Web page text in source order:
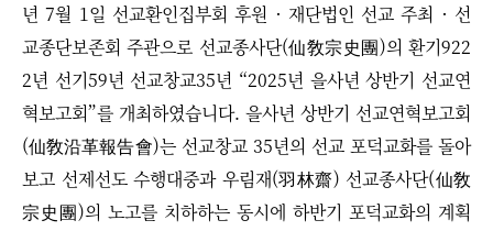
년 7월 1일 선교환인집부회 후원 · 재단법인 선교 주최 · 선
교종단보존회 주관으로 선교종사단(仙敎宗史團)의 환기922
2년 선기59년 선교창교35년 “2025년 을사년 상반기 선교연
혁보고회”를 개최하였습니다. 을사년 상반기 선교연혁보고회
(仙敎沿革報告會)는 선교창교 35년의 선교 포덕교화를 돌아
보고 선제선도 수행대중과 우림재(羽林齋) 선교종사단(仙敎
宗史團)의 노고를 치하하는 동시에 하반기 포덕교화의 계획